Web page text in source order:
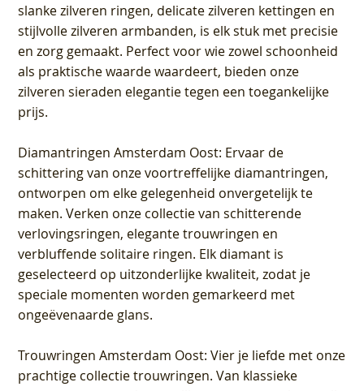
slanke zilveren ringen, delicate zilveren kettingen en
stijlvolle zilveren armbanden, is elk stuk met precisie
en zorg gemaakt. Perfect voor wie zowel schoonheid
als praktische waarde waardeert, bieden onze
zilveren sieraden elegantie tegen een toegankelijke
prijs.
Diamantringen Amsterdam Oost: Ervaar de
schittering van onze voortreffelijke diamantringen,
ontworpen om elke gelegenheid onvergetelijk te
maken. Verken onze collectie van schitterende
verlovingsringen, elegante trouwringen en
verbluffende solitaire ringen. Elk diamant is
geselecteerd op uitzonderlijke kwaliteit, zodat je
speciale momenten worden gemarkeerd met
ongeëvenaarde glans.
Trouwringen Amsterdam Oost: Vier je liefde met onze
prachtige collectie trouwringen. Van klassieke